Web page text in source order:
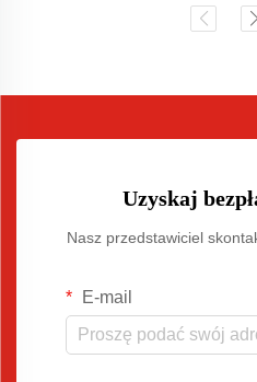
Uzyskaj
Nasz przedstawiciel
E-mail